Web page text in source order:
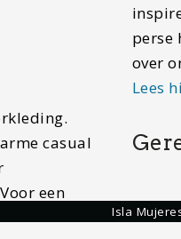
casual
een
perse
over
Lees
Isla